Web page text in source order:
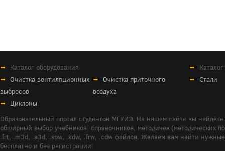
Каталог оборудования
Очистка вентиляционных
выбросов
Очистка приточного
воздуха
Циклоны
Стали
Образовательный портал студентов МГУИЭ. На нашем сайте вы
обширный выбор учебников, справочников, методичек (методических
.frt, .m3d, .a3d, .spw, .kdw, .frw, .cdw файлов. Желаем вам найти
бесплатно и без регистрации!